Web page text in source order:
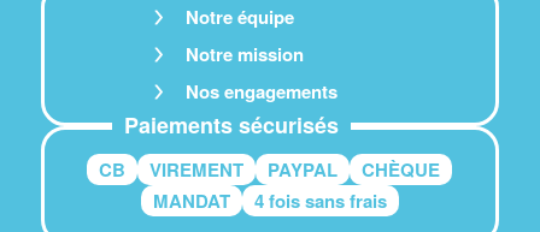
Notre équipe
Notre mission
Nos engagements
Paiements sécurisés
CB VIREMENT PAYPAL
CHÈQUE
MANDAT
4 fois sans frais